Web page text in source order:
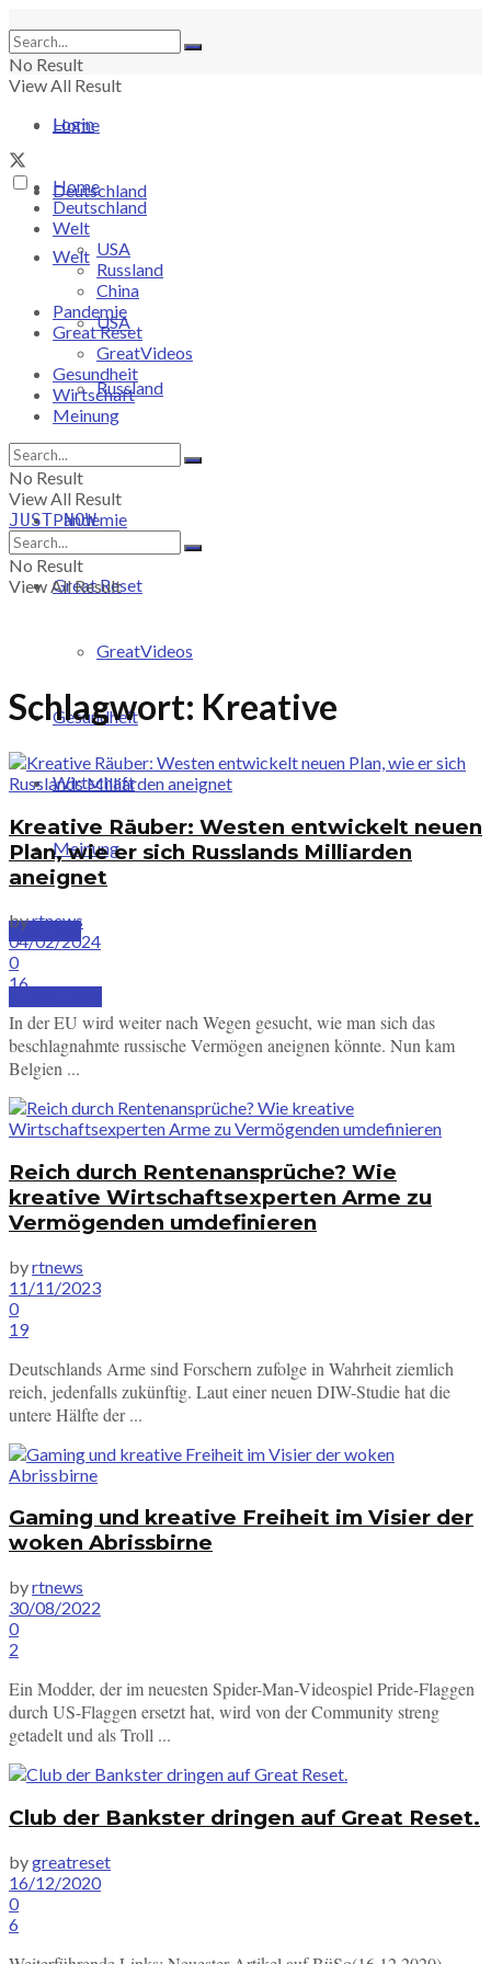
No Result
View All Result
Login
Home
Deutschland
Welt
USA
Russland
Pandemie
Great Reset
GreatVideos
Gesundheit
Wirtschaft
Meinung
PRICING
Home
Deutschland
Welt
USA
Russland
China
Pandemie
Great Reset
GreatVideos
Gesundheit
Wirtschaft
Meinung
No Result
View All Result
JUST-NOW
No Result
View All Result
Schlagwort: Kreative
Kreative Räuber: Westen entwickelt neuen
Plan, wie er sich Russlands Milliarden
aneignet
byrtnews
04/02/2024
0
16
In der EU wird weiter nach Wegen gesucht, wie man sich das
beschlagnahmte russische Vermögen aneignen könnte. Nun kam
Belgien ...
Reich durch Rentenansprüche? Wie
kreative Wirtschaftsexperten Arme zu
Vermögenden umdefinieren
byrtnews
11/11/2023
0
19
Deutschlands Arme sind Forschern zufolge in Wahrheit ziemlich
reich, jedenfalls zukünftig. Laut einer neuen DIW-Studie hat die
untere Hälfte der ...
Gaming und kreative Freiheit im Visier der
woken Abrissbirne
byrtnews
30/08/2022
0
2
Ein Modder, der im neuesten Spider-Man-Videospiel Pride-Flaggen
durch US-Flaggen ersetzt hat, wird von der Community streng
getadelt und als Troll ...
Club der Bankster dringen auf Great Reset.
bygreatreset
16/12/2020
0
6